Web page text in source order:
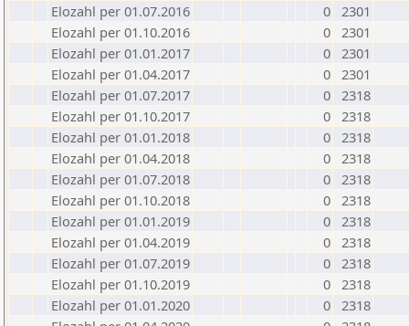
Elozahl per 01.07.2016
0 2301
Elozahl per 01.10.2016
0 2301
Elozahl per 01.01.2017
0 2301
Elozahl per 01.04.2017
0 2301
Elozahl per 01.07.2017
0 2318
Elozahl per 01.10.2017
0 2318
Elozahl per 01.01.2018
0 2318
Elozahl per 01.04.2018
0 2318
Elozahl per 01.07.2018
0 2318
Elozahl per 01.10.2018
0 2318
Elozahl per 01.01.2019
0 2318
Elozahl per 01.04.2019
0 2318
Elozahl per 01.07.2019
0 2318
Elozahl per 01.10.2019
0 2318
Elozahl per 01.01.2020
0 2318